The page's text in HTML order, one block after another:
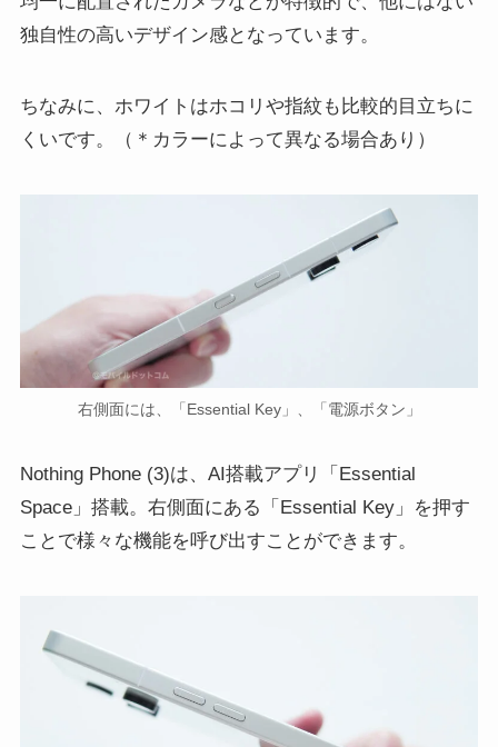
独自性の高いデザイン感となっています。
ちなみに、ホワイトはホコリや指紋も比較的目立ちに
くいです。（＊カラーによって異なる場合あり）
右側面には、「Essential Key」、「電源ボタン」
Nothing Phone (3)は、AI搭載アプリ「Essential
Space」搭載。右側面にある「Essential Key」を押す
ことで様々な機能を呼び出すことができます。